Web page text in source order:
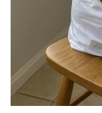
Bất động sản
Khởi nghiệp